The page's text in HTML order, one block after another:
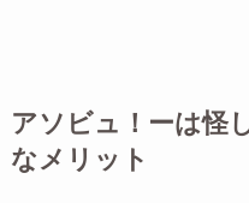
アソビュ！ーは怪
なメリット